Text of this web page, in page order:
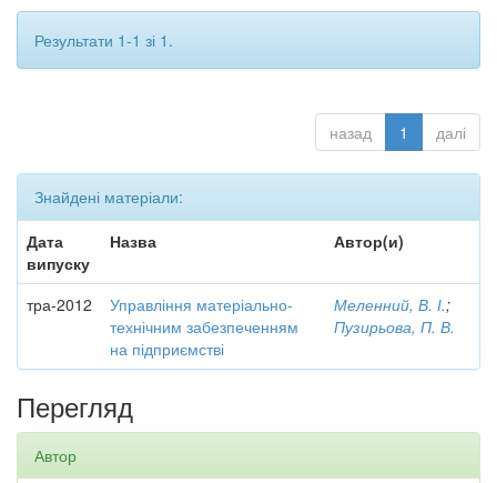
Результати 1-1 зі 1.
назад 1 далі
Знайдені матеріали:
Дата
випуску
Назва Автор(и)
тра-2012
Управління матеріально-
технічним забезпеченням
на підприємстві
Меленний, В. І.;
Пузирьова, П. В.
Перегляд
Автор